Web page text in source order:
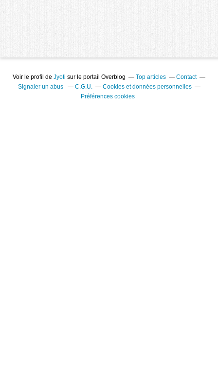
Voir le profil de Jyoti sur le portail Overblog Top articles
Contact
Signaler un abus
C.G.U.
Cookies et données personnelles
Préférences cookies